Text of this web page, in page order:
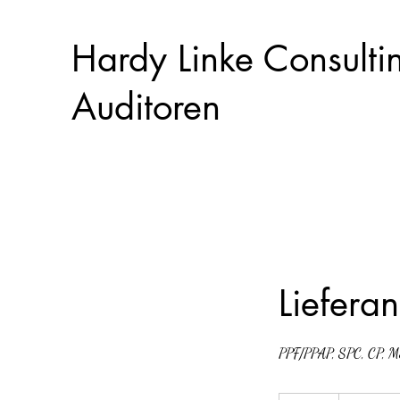
Hardy Linke
Auditoren
PPF/PPAP, SPC, CP,